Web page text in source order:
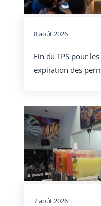
8 août 2026
Fin du TPS pour
expiration des
7 août 2026